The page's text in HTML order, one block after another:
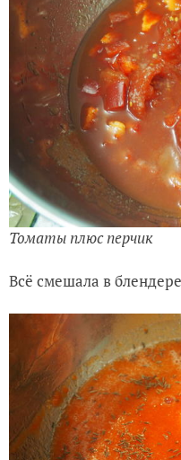
Томаты плюс перчик
Всё смешала в